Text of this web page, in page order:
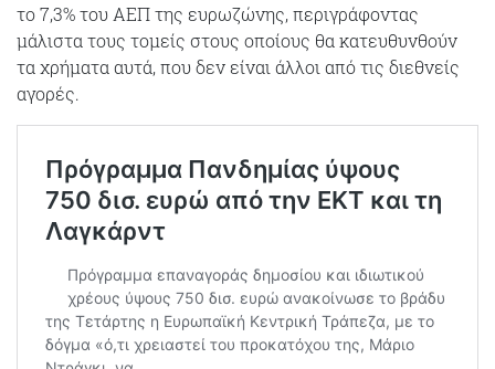
το 7,3% του ΑΕΠ της ευρωζώνης, περιγράφοντας
μάλιστα τους τομείς στους οποίους θα κατευθυνθούν
τα χρήματα αυτά, που δεν είναι άλλοι από τις διεθνείς
αγορές.